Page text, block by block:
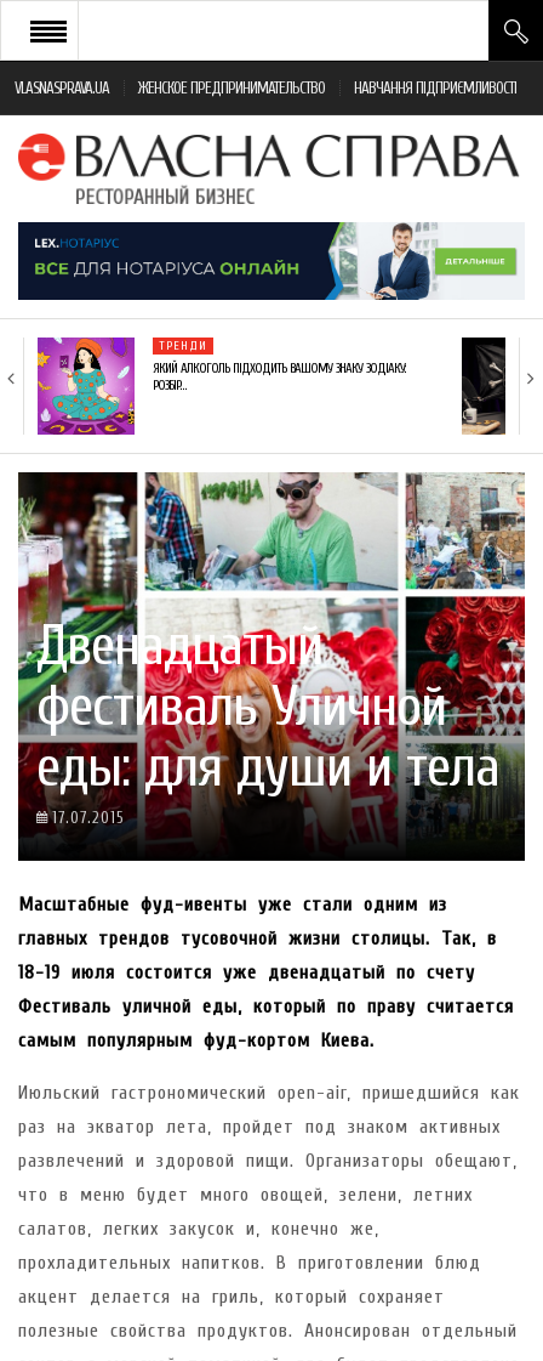
VLASNASPRAVA.UA ЖЕНСКОЕ ПРЕДПРИНИМАТЕЛЬСТВО НАВЧАННЯ ПІДПРИЄМЛИВОСТІ
НОВИНИ РЕСТОРАННОГО БІЗНЕСУ
ЯК ВІДКРИТИ ТА УСПІШНО КЕРУВАТИ
МОНІТОРИНГ ЗАКОНОДАВСТВА
ФРАНЧАЙЗИНГ
КНИГИ
ТРЕНДИ
ЯКИЙ АЛКОГОЛЬ ПІДХОДИТЬ ВАШОМУ ЗНАКУ ЗОДІАКУ:
РОЗБІР…
Двенадцатый
фестиваль Уличной
еды: для души и тела
17.07.2015
Масштабные фуд-ивенты уже стали одним из
главных трендов тусовочной жизни столицы. Так, в
18-19 июля состоится уже двенадцатый по счету
Фестиваль уличной еды, который по праву считается
самым популярным фуд-кортом Киева.
Июльский гастрономический open-air, пришедшийся как
раз на экватор лета, пройдет под знаком активных
развлечений и здоровой пищи. Организаторы обещают,
что в меню будет много овощей, зелени, летних
салатов, легких закусок и, конечно же,
прохладительных напитков. В приготовлении блюд
акцент делается на гриль, который сохраняет
полезные свойства продуктов. Анонсирован отдельный